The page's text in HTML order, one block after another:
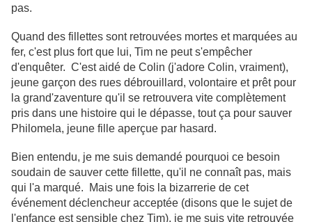
pas.
Quand des fillettes sont retrouvées mortes et marquées au
fer, c'est plus fort que lui, Tim ne peut s'empêcher
d'enquêter. C'est aidé de Colin (j'adore Colin, vraiment),
jeune garçon des rues débrouillard, volontaire et prêt pour
la grand'zaventure qu'il se retrouvera vite complètement
pris dans une histoire qui le dépasse, tout ça pour sauver
Philomela, jeune fille aperçue par hasard.
Bien entendu, je me suis demandé pourquoi ce besoin
soudain de sauver cette fillette, qu'il ne connaît pas, mais
qui l'a marqué. Mais une fois la bizarrerie de cet
événement déclencheur acceptée (disons que le sujet de
l'enfance est sensible chez Tim), je me suis vite retrouvée